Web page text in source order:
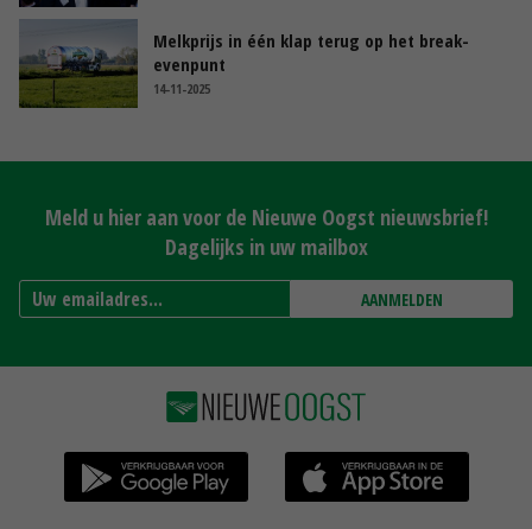
Melkprijs in één klap terug op het break-
evenpunt
14-11-2025
Meld u hier aan voor de Nieuwe Oogst nieuwsbrief!
Dagelijks in uw mailbox
AANMELDEN